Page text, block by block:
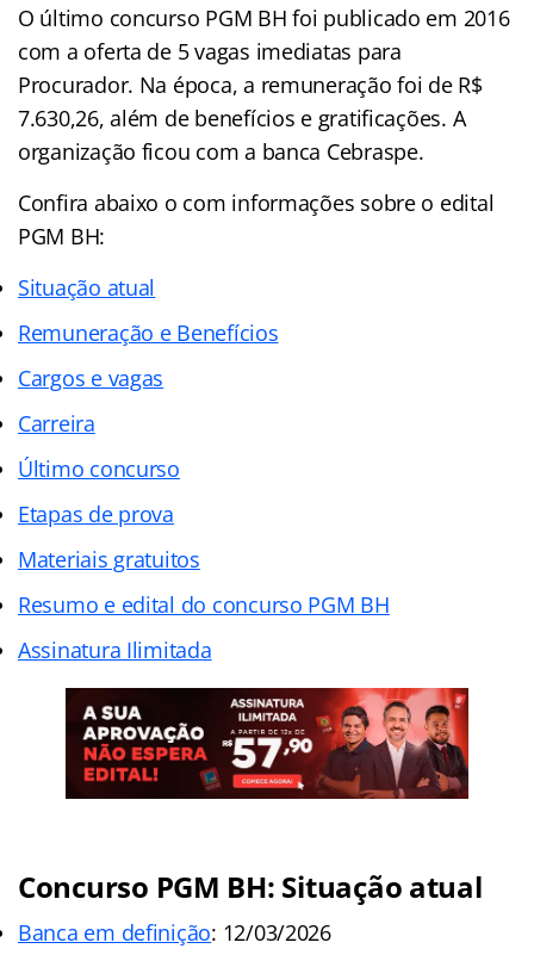
O último concurso PGM BH foi publicado em 2016
com a oferta de 5 vagas imediatas para
Procurador. Na época, a remuneração foi de R$
7.630,26, além de benefícios e gratificações. A
organização ficou com a banca Cebraspe.
Confira abaixo o com informações sobre o edital
PGM BH:
Situação atual
Remuneração e Benefícios
Cargos e vagas
Carreira
Último concurso
Etapas de prova
Materiais gratuitos
Resumo e edital do concurso PGM BH
Assinatura Ilimitada
Concurso PGM BH: Situação atual
Banca em definição: 12/03/2026